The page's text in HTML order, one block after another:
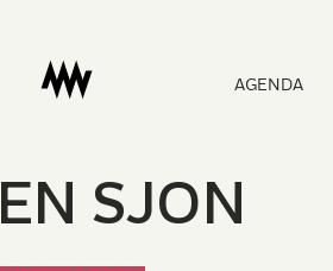
Naar
AGENDA
EN SJON